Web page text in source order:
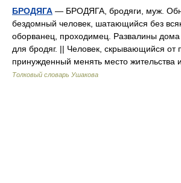
БРОДЯГА — БРОДЯГА, бродяги, муж.
бездомный человек, шатающийся без
оборванец, проходимец. Развалины
для бродяг. || Человек, скрывающийся от
принужденный менять место
Толковый словарь Ушакова